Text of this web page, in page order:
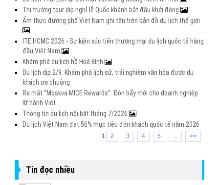
Thị trường tour dịp nghỉ lễ Quốc khánh bắt đầu khởi động
Ẩm thực đường phố Việt Nam ghi tên trên bản đồ du lịch thế giới
ITE HCMC 2026 - Sự kiện xúc tiến thương mại du lịch quốc tế hàng
đầu Việt Nam
Khám phá du lịch hồ Hoà Bình
Du lịch dịp 2/9: Khám phá lịch sử, trải nghiệm văn hóa được du
khách ưa chuộng
Ra mắt "Moskva MICE Rewards": Đòn bẩy mới cho doanh nghiệp
lữ hành Việt
Thông tin du lịch nổi bật tháng 7/2026
Du lịch Việt Nam đạt 56% mục tiêu đón khách quốc tế năm 2026
1 2 3 4 5 ... >>
Tin đọc nhiều